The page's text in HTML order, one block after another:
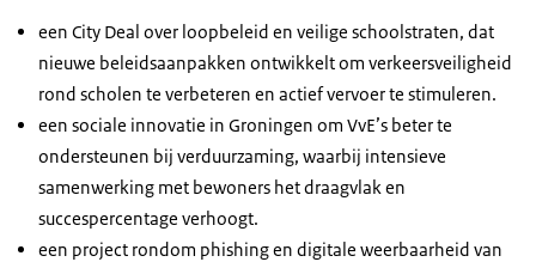
een City Deal over loopbeleid en veilige schoolstraten, dat
nieuwe beleidsaanpakken ontwikkelt om verkeersveiligheid
rond scholen te verbeteren en actief vervoer te stimuleren.
een sociale innovatie in Groningen om VvE’s beter te
ondersteunen bij verduurzaming, waarbij intensieve
samenwerking met bewoners het draagvlak en
succespercentage verhoogt.
een project rondom phishing en digitale weerbaarheid van